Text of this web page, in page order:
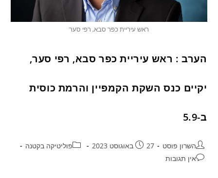
ראש עיריית כפר סבא, רפי סער
הערב : ראש עיריית כפר סבא, רפי סער,
יקיים כנס השקת הקמפיין והרמת כוסית
ב-5.9
השרון פוסט 27 באוגוסט 2023
פוליטיקה בקטנה
אין תגובות